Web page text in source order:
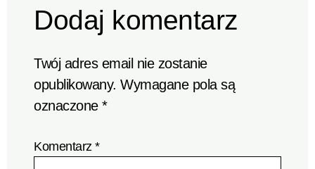
Dodaj komentarz
Twój adres email nie zostanie
opublikowany. Wymagane pola są
oznaczone*
Komentarz*